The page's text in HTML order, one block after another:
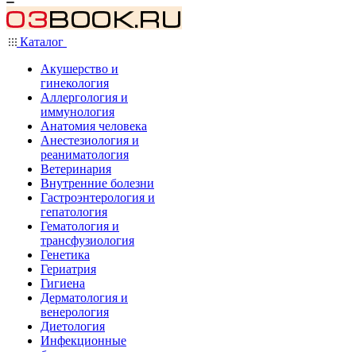
Каталог
Акушерство и
гинекология
Аллергология и
иммунология
Анатомия человека
Анестезиология и
реаниматология
Ветеринария
Внутренние болезни
Гастроэнтерология и
гепатология
Гематология и
трансфузиология
Генетика
Гериатрия
Гигиена
Дерматология и
венерология
Диетология
Инфекционные